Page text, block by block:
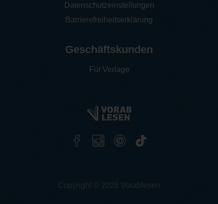
Datenschutzeinstellungen
Barrierefreiheitserklärung
Geschäftskunden
Für Verlage
Copyright © 2026 Vorablesen